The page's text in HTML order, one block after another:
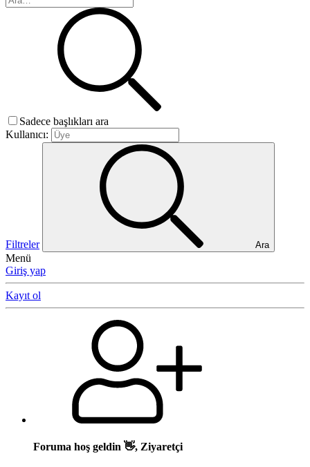
Sadece başlıkları ara
Kullanıcı:
Filtreler Ara
Menü
Giriş yap
Kayıt ol
Foruma hoş geldin 👋, Ziyaretçi